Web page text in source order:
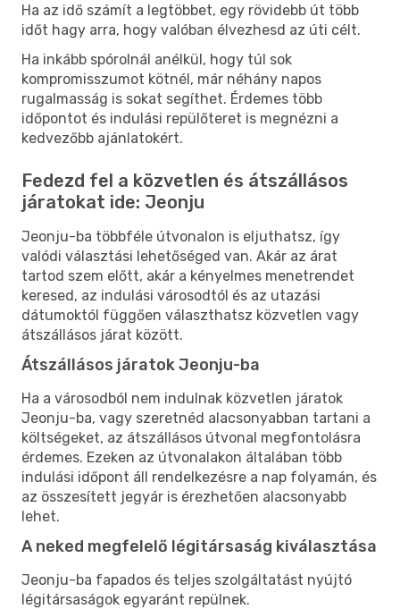
Ha az idő számít a legtöbbet, egy rövidebb út több
időt hagy arra, hogy valóban élvezhesd az úti célt.
Ha inkább spórolnál anélkül, hogy túl sok
kompromisszumot kötnél, már néhány napos
rugalmasság is sokat segíthet. Érdemes több
időpontot és indulási repülőteret is megnézni a
kedvezőbb ajánlatokért.
Fedezd fel a közvetlen és átszállásos
járatokat ide: Jeonju
Jeonju-ba többféle útvonalon is eljuthatsz, így
valódi választási lehetőséged van. Akár az árat
tartod szem előtt, akár a kényelmes menetrendet
keresed, az indulási városodtól és az utazási
dátumoktól függően választhatsz közvetlen vagy
átszállásos járat között.
Átszállásos járatok Jeonju-ba
Ha a városodból nem indulnak közvetlen járatok
Jeonju-ba, vagy szeretnéd alacsonyabban tartani a
költségeket, az átszállásos útvonal megfontolásra
érdemes. Ezeken az útvonalakon általában több
indulási időpont áll rendelkezésre a nap folyamán, és
az összesített jegyár is érezhetően alacsonyabb
lehet.
A neked megfelelő légitársaság kiválasztása
Jeonju-ba fapados és teljes szolgáltatást nyújtó
légitársaságok egyaránt repülnek.